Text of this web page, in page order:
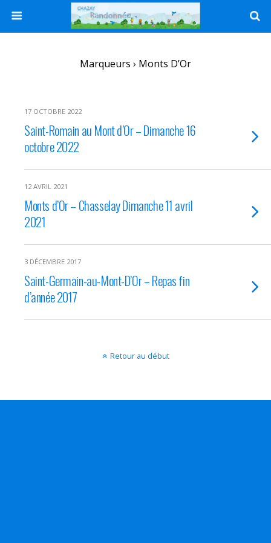
Marqueurs › Monts D’Or
17 OCTOBRE 2022
Saint-Romain au Mont d’Or – Dimanche 16
octobre 2022
12 AVRIL 2021
Monts d’Or – Chasselay Dimanche 11 avril
2021
3 DÉCEMBRE 2017
Saint-Germain-au-Mont-D’Or – Repas fin
d’année 2017
Retour au début